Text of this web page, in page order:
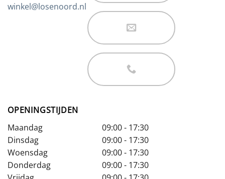
winkel@losenoord.nl
OPENINGSTIJDEN
Maandag
09:00 - 17:30
Dinsdag
09:00 - 17:30
Woensdag
09:00 - 17:30
Donderdag
09:00 - 17:30